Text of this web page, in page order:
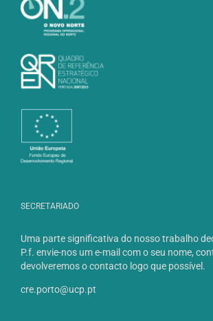
SECRETARIADO
Uma parte significativa do nosso trabalho
P.f. envie-nos um e-mail com o seu nome,
devolveremos o contacto logo que possível.
cre.porto@ucp.pt